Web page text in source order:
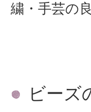
繍・手芸の
ビーズ